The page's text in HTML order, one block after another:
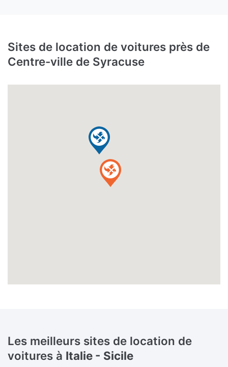
Sites de location de voitures près de
Centre-ville de Syracuse
Les meilleurs sites de location de
voitures à Italie - Sicile